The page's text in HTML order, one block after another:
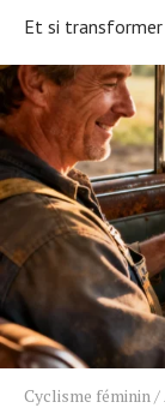
Et si transformer
Cyclisme féminin /